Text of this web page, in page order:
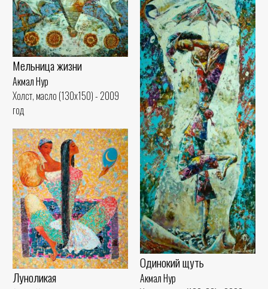
Мельница жизни
Акмал Нур
Холст, масло (130x150) - 2009
год
Одинокий щуть
Акмал Нур
Луноликая